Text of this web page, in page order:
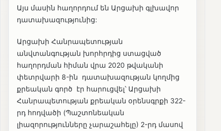
Այս մասին հաղորդում են Արցախի գլխավոր
դատախազությունից:
Արցախի Հանրապետության
անվտանգության խորհրդից ստացված
հաղորդման հիման վրա 2020 թվականի
փետրվարի 8-ին դատախազության կողմից
քրեական գործ էր հարուցվել՝ Արցախի
Հանրապետության քրեական օրենսգրքի 322-
րդ հոդվածի (Պաշտոնեական
լիազորությունները չարաշահելը) 2-րդ մասով